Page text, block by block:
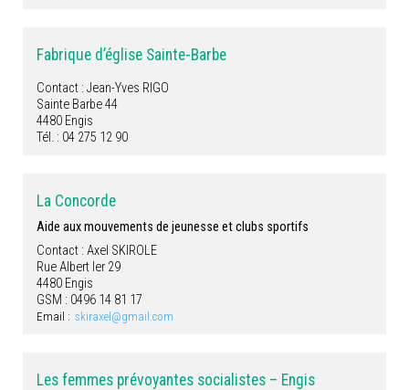
Fabrique d’église Sainte-Barbe
Contact : Jean-Yves RIGO
Sainte Barbe 44
4480 Engis
Tél. : 04 275 12 90
La Concorde
Aide aux mouvements de jeunesse et clubs sportifs
Contact : Axel SKIROLE
Rue Albert Ier 29
4480 Engis
GSM : 0496 14 81 17
Email : skiraxel@gmail.com
Les femmes prévoyantes socialistes – Engis